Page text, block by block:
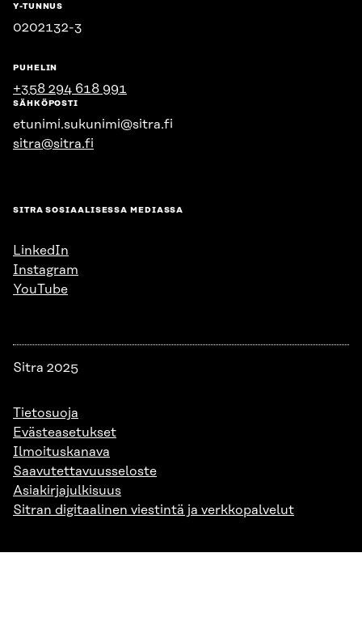
Y-TUNNUS
0202132-3
PUHELIN
+358 294 618 991
SÄHKÖPOSTI
etunimi.sukunimi@sitra.fi
sitra@sitra.fi
SITRA SOSIAALISESSA MEDIASSA
LinkedIn
Instagram
YouTube
Sitra 2025
Tietosuoja
Evästeasetukset
Ilmoituskanava
Saavutettavuusseloste
Asiakirjajulkisuus
Sitran digitaalinen viestintä ja verkkopalvelut